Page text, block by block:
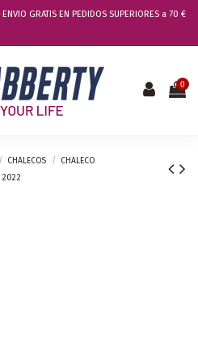
GRATIS EN PEDIDOS SUPERIORES a 70 €
0
CHALECOS
CHALECO
2022